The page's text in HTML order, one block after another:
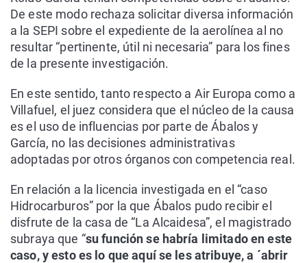
De este modo rechaza solicitar diversa información
a la SEPI sobre el expediente de la aerolínea al no
resultar “pertinente, útil ni necesaria” para los fines
de la presente investigación.
En este sentido, tanto respecto a Air Europa como a
Villafuel, el juez considera que el núcleo de la causa
es el uso de influencias por parte de Ábalos y
García, no las decisiones administrativas
adoptadas por otros órganos con competencia real.
En relación a la licencia investigada en el “caso
Hidrocarburos” por la que Ábalos pudo recibir el
disfrute de la casa de “La Alcaidesa”, el magistrado
subraya que “su función se habría limitado en este
caso, y esto es lo que aquí se les atribuye, a ´abrir